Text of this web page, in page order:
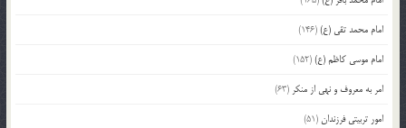
امام محمد تقی (ع)(146)
امام موسی کاظم (ع)(152)
امر به معروف و نهی از منکر (63)
امور تربیتی فرزندان (51)